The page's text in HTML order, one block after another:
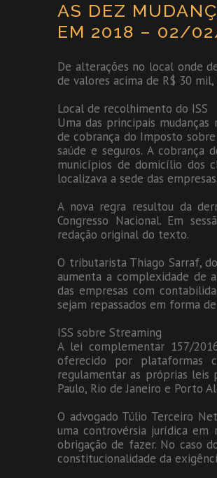
AS DEZ
EM 2018 – 02/
De alterações no local onde
de valores acima de R$ 30
Local de recolhimento do ISS
Uma das principais
de cobrança do Imposto
saúde e seguros. A
municípios de domicílio dos
localizava a sede das empresas.
A nova regra resultou da
Congresso Nacional. Em
redação original do texto.
O tributarista Thiago Sarraf,
aumenta a complexidade de
das empresas com
sejam repassados em forma
ISS sobre Streaming
A lei complementar 157/
oferecido por plataformas
regulamentar as próprias
Paulo, Rio de Janeiro e Porto
O advogado Túlio Terceiro
uma controvérsia jurídica em
obrigação de fazer. No caso
constitucionalidade da